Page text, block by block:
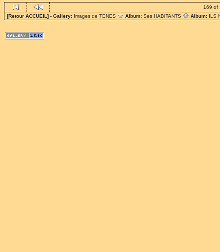
169 of
[Retour ACCUEIL] - Gallery: Images de TENES Album: Ses HABITANTS Album: ILS